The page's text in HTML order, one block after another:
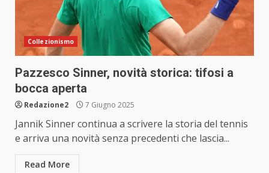
Collezionismo
Pazzesco Sinner, novità storica: tifosi a
bocca aperta
Redazione2 7 Giugno 2025
Jannik Sinner continua a scrivere la storia del tennis
e arriva una novità senza precedenti che lascia...
Read More